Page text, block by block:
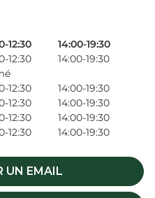
12:30
14:00-19:30
12:30
14:00-19:30
12:30
14:00-19:30
12:30
14:00-19:30
12:30
14:00-19:30
12:30 14:00-19:30
UN EMAIL